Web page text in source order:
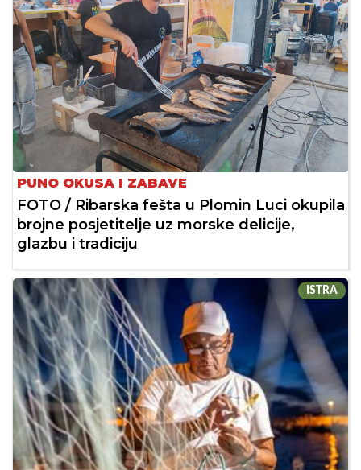
PUNO OKUSA I ZABAVE
FOTO / Ribarska fešta u Plomin Luci okupila
brojne posjetitelje uz morske delicije,
glazbu i tradiciju
ISTRA